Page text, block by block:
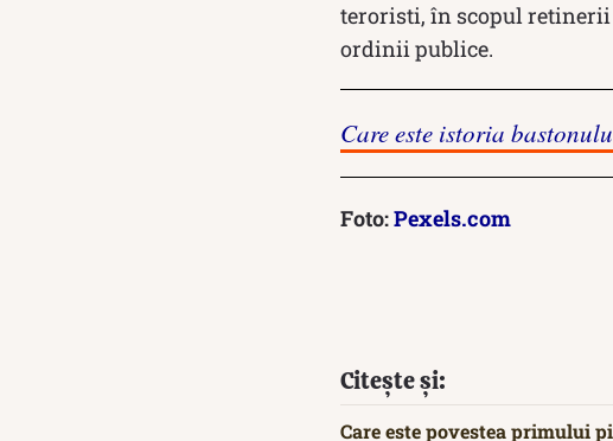
teroristi, în scopul
ordinii publice.
Care este istoria
Foto:Pexels.com
Citește și:
Care este povestea primului